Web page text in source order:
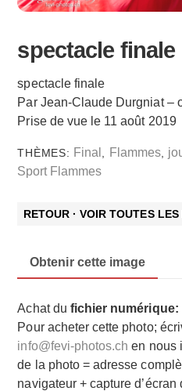
spectacle finale
spectacle finale
Par Jean-Claude Durgniat –
Prise de vue le 11 août 2019
THÈMES: Final Flammes,
Sport Flammes
RETOUR · VOIR TOUTES
Obtenir cette image
Achat du fichier numérique:
Pour acheter cette photo;
info@fevi-photos.ch en nous
de la photo = adresse
navigateur + capture d’écran